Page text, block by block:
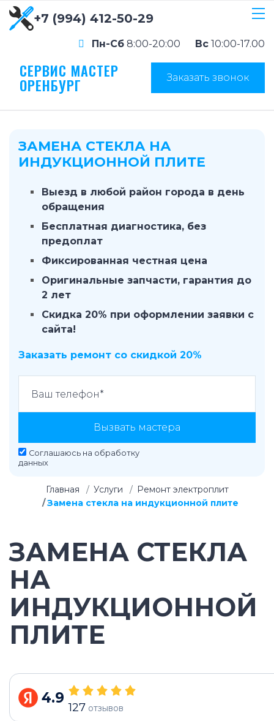
+7 (994) 412-50-29
Пн-Сб 8:00-20:00 Вс 10:00-17.00
СЕРВИС МАСТЕР
ОРЕНБУРГ Заказать звонок
ЗАМЕНА СТЕКЛА НА
ИНДУКЦИОННОЙ ПЛИТЕ
Выезд в любой район города в день
обращения
Бесплатная диагностика, без
предоплат
Фиксированная честная цена
Оригинальные запчасти, гарантия до
2 лет
Скидка 20% при оформлении заявки с
сайта!
Заказать ремонт со скидкой 20%
Вызвать мастера
Соглашаюсь на обработку
данных
Главная Услуги
Ремонт электроплит
Замена стекла на индукционной плите
ЗАМЕНА СТЕКЛА
НА
ИНДУКЦИОННОЙ
ПЛИТЕ
4.9
127 отзывов